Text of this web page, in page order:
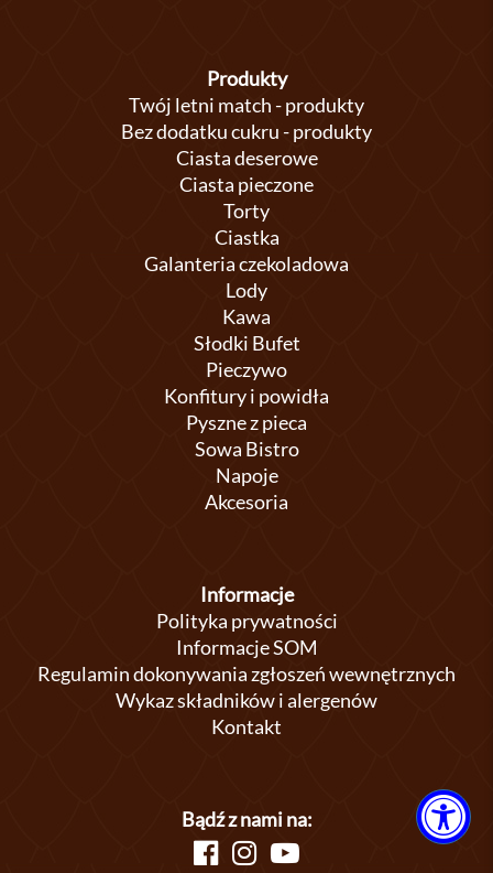
Produkty
Twój letni match - produkty
Bez dodatku cukru - produkty
Ciasta deserowe
Ciasta pieczone
Torty
Ciastka
Galanteria czekoladowa
Lody
Kawa
Słodki Bufet
Pieczywo
Konfitury i powidła
Pyszne z pieca
Sowa Bistro
Napoje
Akcesoria
Informacje
Polityka prywatności
Informacje SOM
Regulamin dokonywania zgłoszeń wewnętrznych
Wykaz składników i alergenów
Kontakt
Bądź z nami na: